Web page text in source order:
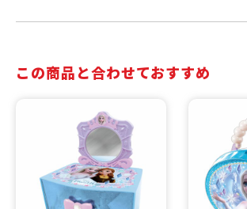
この商品と合わせておすすめ